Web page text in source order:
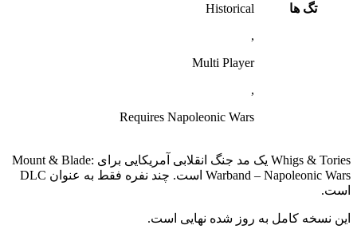
تگ ها
Historical
,
Multi Player
,
Requires Napoleonic Wars
Whigs & Tories یک مد جنگ انقلابی آمریکایی برای Mount & Blade:
Warband – Napoleonic Wars است. چند نفره فقط به عنوان DLC
است.
این نسخه کامل به روز شده نهایی است.